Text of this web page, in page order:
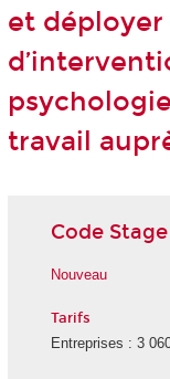
et
travail
Code
Nouveau
Tarifs
Entreprises : 3